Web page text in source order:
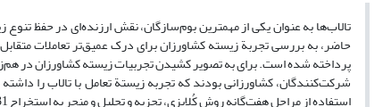
تالاب‌ها به عنوان یکی از مهمترین بوم‌سازگان، نقش ارزنده‌ای در حفظ تنوع
حاضر، به بررسی تجربة زیسته کشاورزان برای درک عمیق‌تر تعاملات
پرداخته شده است. برای به تصویر کشیدن تجربیات زیسته کشاورزان در
شرکت‌کنندگان، کشاورزانی بودند که تجربه زیستة تعامل با تالاب را